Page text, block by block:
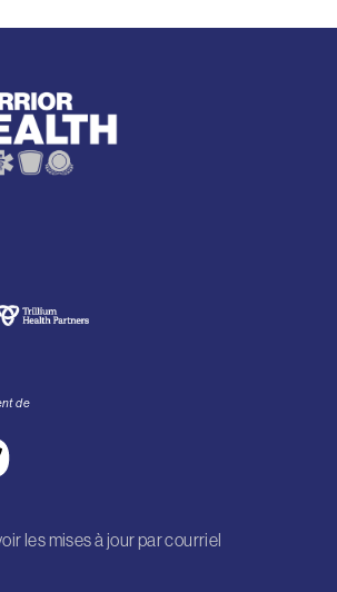
de
les mises à jour par courriel